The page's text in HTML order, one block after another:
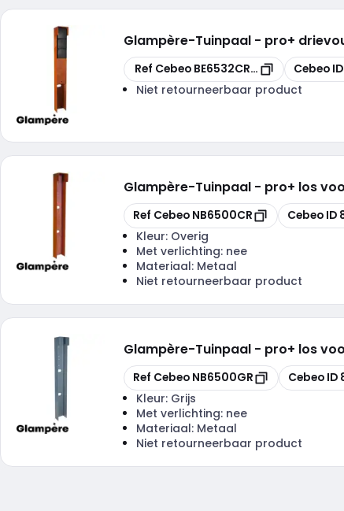
Glampère-Tuinpaal - pro+
Kopiëren
Ref Cebeo BE6532CR-VB Kopiëren
Cebeo ID
Niet retourneerbaar product
Glampère-Tuinpaal - pro+ los
Kopiëren
Ref Cebeo NB6500CR Kopiëren
Cebeo ID
Kleur: Overig
Met verlichting: nee
Materiaal: Metaal
Niet retourneerbaar product
Glampère-Tuinpaal - pro+ los
Kopiëren
Ref Cebeo NB6500GR Kopiëren
Cebeo ID
Kleur: Grijs
Met verlichting: nee
Materiaal: Metaal
Niet retourneerbaar product